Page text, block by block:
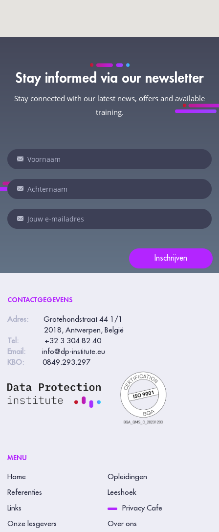
Stay informed via our newsletter
Stay connected with our latest news, offers and available
training.
Newsletter
Inschrijven
Indien
je
een
mens
bent,
laat
CONTACTGEGEVENS
Adres:
Grotehondstraat 44 1/1
2018, Antwerpen, België
Tel:
+32 3 304 82 40
Email:
info@dp-institute.eu
KBO:
0849.293.297
MENU
Home Opleidingen
Referenties Leeshoek
Links Privacy Cafe
Onze lesgevers Over ons